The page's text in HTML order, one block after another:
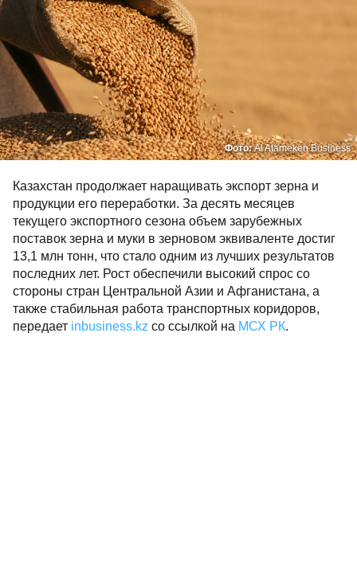
Фото:Al Atameken Business
Казахстан продолжает наращивать экспорт зерна и
продукции его переработки. За десять месяцев
текущего экспортного сезона объем зарубежных
поставок зерна и муки в зерновом эквиваленте достиг
13,1 млн тонн, что стало одним из лучших результатов
последних лет. Рост обеспечили высокий спрос со
стороны стран Центральной Азии и Афганистана, а
также стабильная работа транспортных коридоров,
передает inbusiness.kz со ссылкой на МСХ РК.